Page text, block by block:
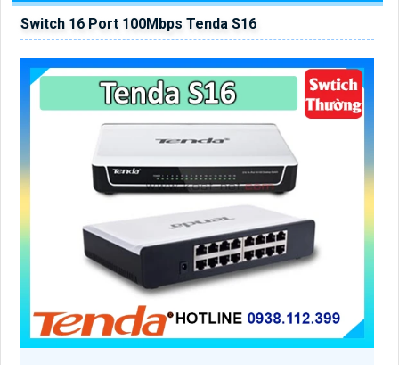
Switch 16 Port 100Mbps Tenda S16